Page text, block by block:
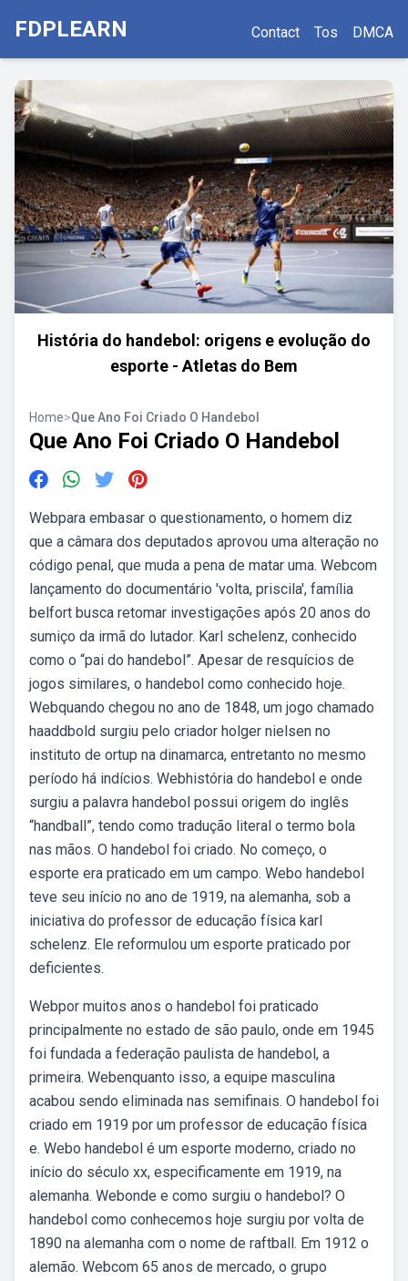
FDPLEARN Contact Tos DMCA
História do handebol: origens e evolução do
esporte - Atletas do Bem
Home>Que Ano Foi Criado O Handebol
Que Ano Foi Criado O Handebol
Webpara embasar o questionamento, o homem diz
que a câmara dos deputados aprovou uma alteração no
código penal, que muda a pena de matar uma. Webcom
lançamento do documentário 'volta, priscila', família
belfort busca retomar investigações após 20 anos do
sumiço da irmã do lutador. Karl schelenz, conhecido
como o “pai do handebol”. Apesar de resquícios de
jogos similares, o handebol como conhecido hoje.
Webquando chegou no ano de 1848, um jogo chamado
haaddbold surgiu pelo criador holger nielsen no
instituto de ortup na dinamarca, entretanto no mesmo
período há indícios. Webhistória do handebol e onde
surgiu a palavra handebol possui origem do inglês
“handball”, tendo como tradução literal o termo bola
nas mãos. O handebol foi criado. No começo, o
esporte era praticado em um campo. Webo handebol
teve seu início no ano de 1919, na alemanha, sob a
iniciativa do professor de educação física karl
schelenz. Ele reformulou um esporte praticado por
deficientes.
Webpor muitos anos o handebol foi praticado
principalmente no estado de são paulo, onde em 1945
foi fundada a federação paulista de handebol, a
primeira. Webenquanto isso, a equipe masculina
acabou sendo eliminada nas semifinais. O handebol foi
criado em 1919 por um professor de educação física
e. Webo handebol é um esporte moderno, criado no
início do século xx, especificamente em 1919, na
alemanha. Webonde e como surgiu o handebol? O
handebol como conhecemos hoje surgiu por volta de
1890 na alemanha com o nome de raftball. Em 1912 o
alemão. Webcom 65 anos de mercado, o grupo